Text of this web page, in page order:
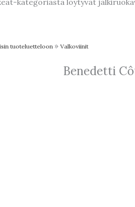
kategoriasta löytyvät
tuoteluetteloon Valkoviinit
Benedetti